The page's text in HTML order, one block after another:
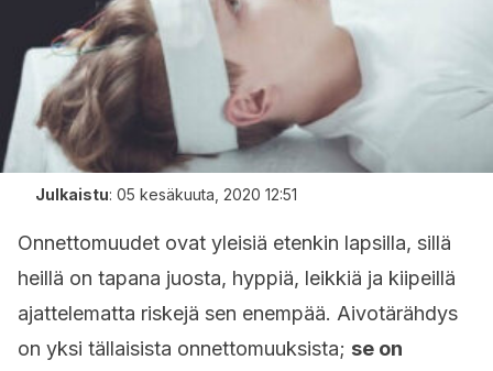
Julkaistu: 05 kesäkuuta, 2020 12:51
Onnettomuudet ovat yleisiä etenkin lapsilla, sillä
heillä on tapana juosta, hyppiä, leikkiä ja kiipeillä
ajattelematta riskejä sen enempää. Aivotärähdys
on yksi tällaisista onnettomuuksista; se on